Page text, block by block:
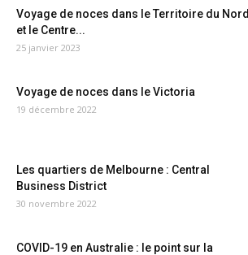
Voyage de noces dans le Territoire du Nord
et le Centre...
25 janvier 2023
Voyage de noces dans le Victoria
19 décembre 2022
Les quartiers de Melbourne : Central
Business District
30 novembre 2022
COVID-19 en Australie : le point sur la